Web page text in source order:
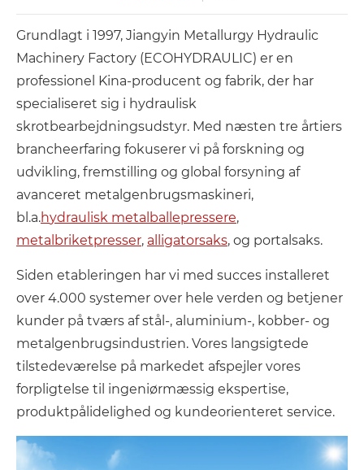
Grundlagt i 1997, Jiangyin Metallurgy Hydraulic
Machinery Factory (ECOHYDRAULIC) er en
professionel Kina-producent og fabrik, der har
specialiseret sig i hydraulisk
skrotbearbejdningsudstyr. Med næsten tre årtiers
brancheerfaring fokuserer vi på forskning og
udvikling, fremstilling og global forsyning af
avanceret metalgenbrugsmaskineri,
bl.a.hydraulisk metal ballepressere,
metalbriketpresser, alligatorsaks, og portalsaks.
Siden etableringen har vi med succes installeret
over 4.000 systemer over hele verden og betjener
kunder på tværs af stål-, aluminium-, kobber- og
metalgenbrugsindustrien. Vores langsigtede
tilstedeværelse på markedet afspejler vores
forpligtelse til ingeniørmæssig ekspertise,
produktpålidelighed og kundeorienteret service.